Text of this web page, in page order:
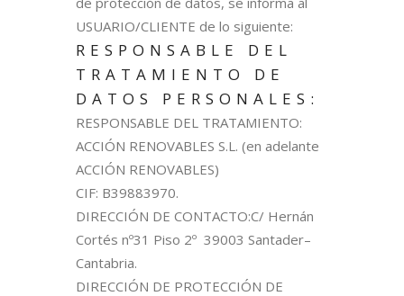
USUARIO/CLIENTE de lo siguiente:
RESPONSABLE DEL
TRATAMIENTO DE
DATOS PERSONALES:
RESPONSABLE DEL TRATAMIENTO:
ACCIÓN RENOVABLES S.L. (en adelante
ACCIÓN RENOVABLES)
CIF: B39883970.
DIRECCIÓN DE CONTACTO:C/ Hernán
Cortés nº31 Piso 2º 39003 Santader–
Cantabria.
DIRECCIÓN DE PROTECCIÓN DE